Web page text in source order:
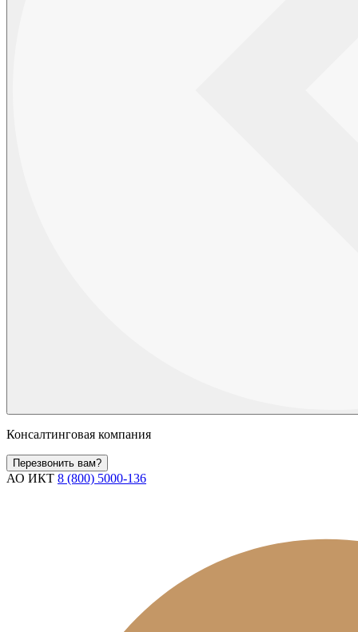
Консалтинговая компания
Перезвонить вам?
АО ИКТ 8 (800) 5000-136